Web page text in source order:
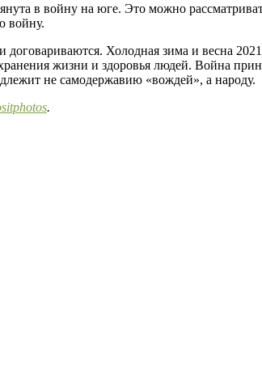
в войну на юге. Это можно
войну.
Холодная зима и весна
жизни и здоровья людей. Война
не самодержавию «вождей», а народу.
.